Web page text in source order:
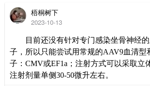
梧桐树下
2023-10-13
目前还没有针对专门感染坐骨神经
子，所以只能尝试用常规的AAV9血清型
子： CMV或EF1a ；注射方式可以采取立
注射剂量单侧30-50微升左右。